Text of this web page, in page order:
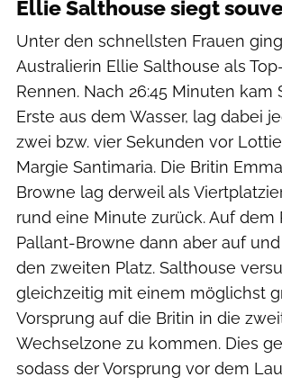
Ellie Salthouse siegt
Unter den schnellsten Frauen
Australierin Ellie Salthouse als
Rennen. Nach 26:45 Minuten kam
Erste aus dem Wasser, lag dabei
zwei bzw. vier Sekunden vor
Margie Santimaria. Die Britin
Browne lag derweil als
rund eine Minute zurück. Auf dem
Pallant-Browne dann aber auf
den zweiten Platz. Salthouse
gleichzeitig mit einem möglichst
Vorsprung auf die Britin in die
Wechselzone zu kommen. Dies
sodass der Vorsprung vor dem